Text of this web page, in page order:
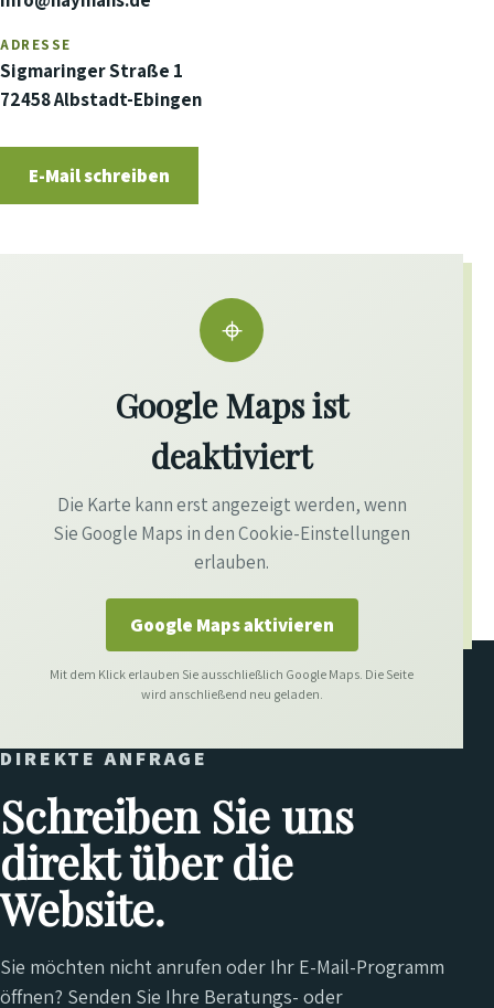
ADRESSE
Sigmaringer Straße 1
72458 Albstadt-Ebingen
E-Mail schreiben
⌖
Google Maps ist
deaktiviert
Die Karte kann erst angezeigt werden, wenn
Sie Google Maps in den Cookie-Einstellungen
erlauben.
Google Maps aktivieren
Mit dem Klick erlauben Sie ausschließlich Google Maps. Die Seite
wird anschließend neu geladen.
DIREKTE ANFRAGE
Schreiben Sie uns
direkt über die
Website.
Sie möchten nicht anrufen oder Ihr E-Mail-Programm
öffnen? Senden Sie Ihre Beratungs- oder